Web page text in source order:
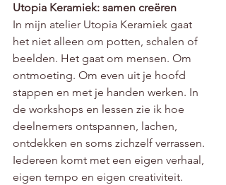
Utopia Keramiek: samen creëren
In mijn atelier Utopia Keramiek gaat
het niet alleen om potten, schalen of
beelden. Het gaat om mensen. Om
ontmoeting. Om even uit je hoofd
stappen en met je handen werken. In
de workshops en lessen zie ik hoe
deelnemers ontspannen, lachen,
ontdekken en soms zichzelf verrassen.
Iedereen komt met een eigen verhaal,
eigen tempo en eigen creativiteit.